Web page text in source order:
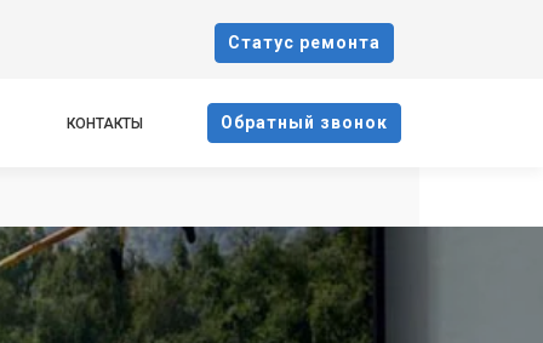
Cтатус ремонта
КОНТАКТЫ Oбратный звонок